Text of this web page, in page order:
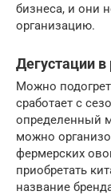
бизнеса, и они
организацию.
Дегустации
Можно
сработает с
определенный
можно
фермерских
приобретать
название